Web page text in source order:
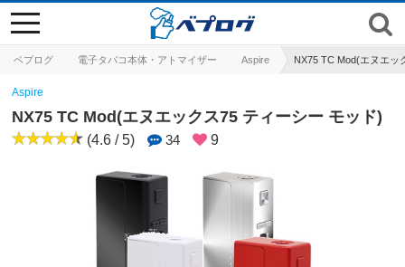
ベプログ 電子タバコ本体・アトマイザー Aspire NX75 TC Mod(エヌエッ
toggle
navigation
Aspire
NX75 TC Mod(エヌエックス75 ティーシー モッド)
(4.6 / 5) 34 9